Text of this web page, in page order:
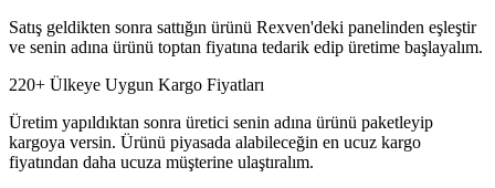
Satış geldikten sonra sattığın ürünü Rexven'deki panelinden eşleştir
ve senin adına ürünü toptan fiyatına tedarik edip üretime başlayalım.
220+ Ülkeye Uygun Kargo Fiyatları
Üretim yapıldıktan sonra üretici senin adına ürünü paketleyip
kargoya versin. Ürünü piyasada alabileceğin en ucuz kargo
fiyatından daha ucuza müşterine ulaştıralım.